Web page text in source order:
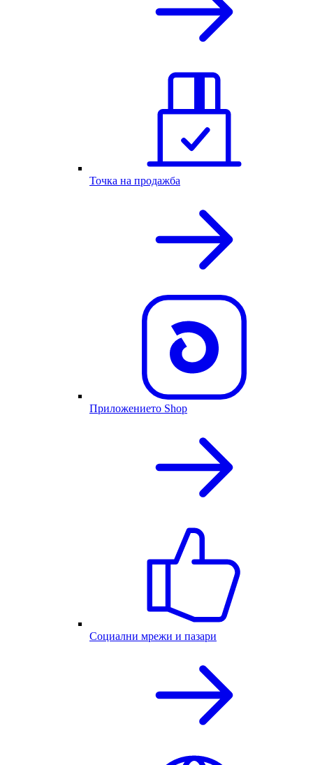
Точка на продажба
Приложението Shop
Социални мрежи и пазари